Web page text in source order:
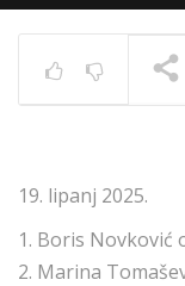
19. lipanj 2025.
1. Boris Novković
2. Marina